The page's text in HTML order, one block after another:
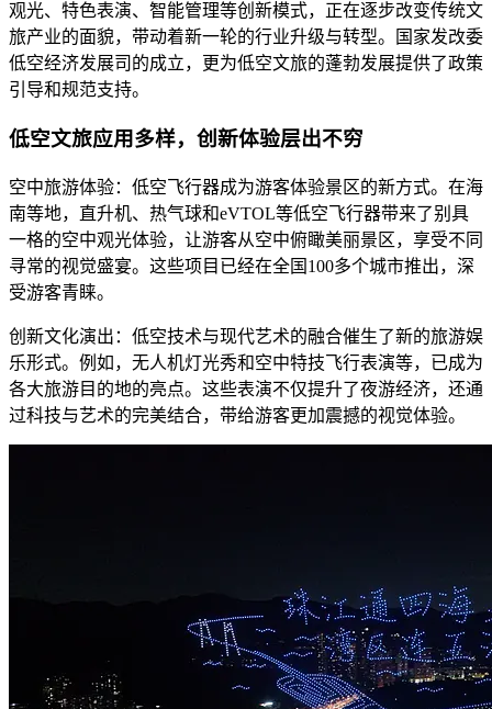
观光、特色表演、智能管理等创新模式，正在逐步改变传统文
旅产业的面貌，带动着新一轮的行业升级与转型。国家发改委
低空经济发展司的成立，更为低空文旅的蓬勃发展提供了政策
引导和规范支持。
低空文旅应用多样，创新体验层出不穷
空中旅游体验：低空飞行器成为游客体验景区的新方式。在海
南等地，直升机、热气球和eVTOL等低空飞行器带来了别具
一格的空中观光体验，让游客从空中俯瞰美丽景区，享受不同
寻常的视觉盛宴。这些项目已经在全国100多个城市推出，深
受游客青睐。
创新文化演出：低空技术与现代艺术的融合催生了新的旅游娱
乐形式。例如，无人机灯光秀和空中特技飞行表演等，已成为
各大旅游目的地的亮点。这些表演不仅提升了夜游经济，还通
过科技与艺术的完美结合，带给游客更加震撼的视觉体验。